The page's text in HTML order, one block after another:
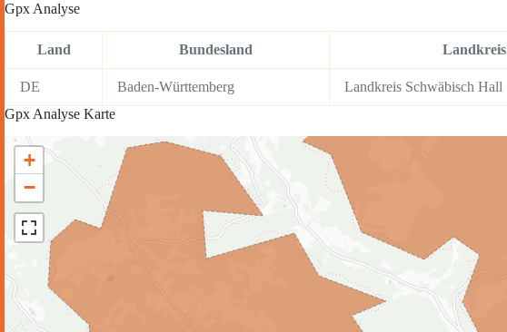
Gpx Analyse
Land Bundesland Landkreis
DE Baden-Württemberg Landkreis Schwäbisch Hall
Gpx Analyse Karte
+
−